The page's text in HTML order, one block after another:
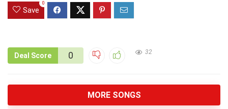
Save
0
Deal Score 0 32
MORE SONGS